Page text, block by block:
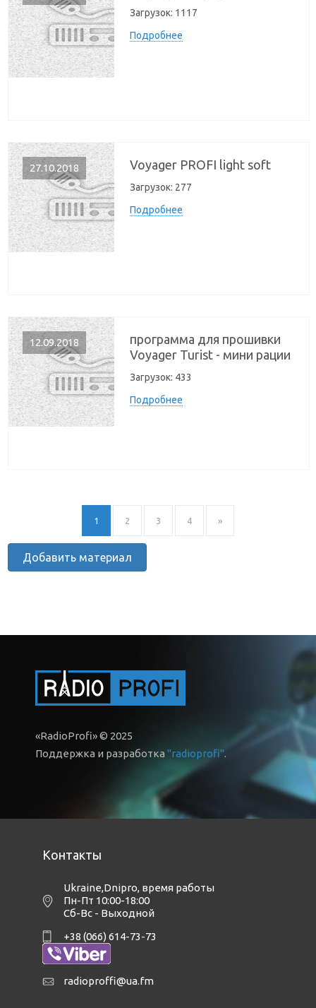
Загрузок: 1117
Подробнее
27.10.2018 Voyager PROFI light soft
Загрузок: 277
Подробнее
12.09.2018
программа для прошивки
Voyager Turist - мини рации
Загрузок: 433
Подробнее
1 2 3 4 »
Добавить материал
«RadioProfi» © 2025
Поддержка и разработка"radioprofi".
Контакты
Ukraine,Dnipro, время работы
Пн-Пт 10:00-18:00
Сб-Вс - Выходной
+38 (066) 614-73-73
radioproffi@ua.fm